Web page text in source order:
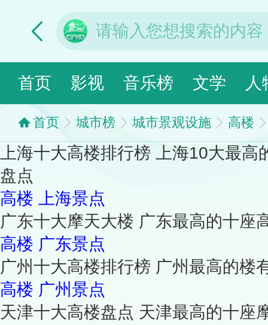
首页 影视 音乐榜 文学 人
首页 城市榜 城市景观设施 高楼
上海十大高楼排行榜 上海10大最
盘点
高楼
上海景点
广东十大摩天大楼 广东最高的十座
高楼 广东景点
广州十大高楼排行榜 广州最高的楼
高楼 广州景点
天津十大高楼盘点 天津最高的十座